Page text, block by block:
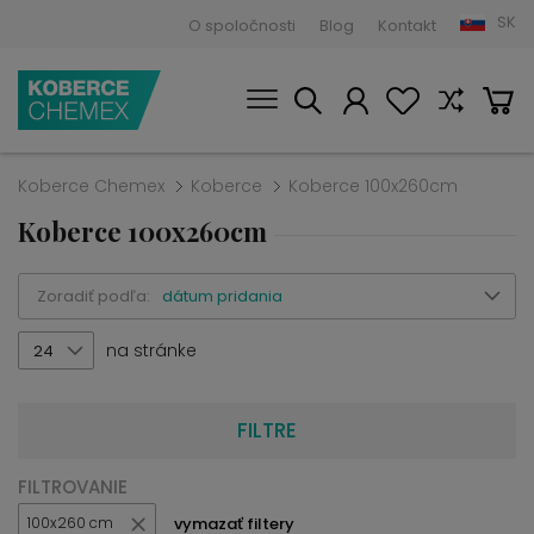
O spoločnosti Blog Kontakt SK
Koberce Chemex Koberce Koberce 100x260cm
Koberce 100x260cm
Zoradiť podľa: dátum pridania
24 na stránke
FILTRE
FILTROVANIE
100x260 cm vymazať filtery